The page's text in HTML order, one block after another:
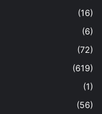
(16)
(6)
(72)
(619)
(1)
(56)